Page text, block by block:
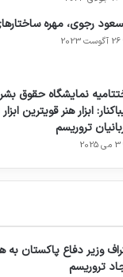
رجوی، مهره
26 آگوست 2023
نمایشگاه حقوق
ابزار هنر قویترین
تروریسم
3 می 2025
وزیر دفاع پاکستان به
تروریسم